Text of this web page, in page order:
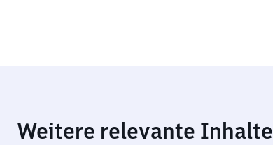
Weitere relevante Inhalte